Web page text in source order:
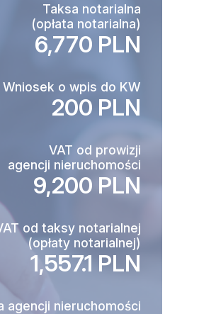
Taksa notarialna
(opłata notarialna)
6,770 PLN
Wniosek o wpis do KW
200 PLN
VAT od prowizji
agencji nieruchomości
9,200 PLN
od taksy notarialnej
(opłaty notarialnej)
1,557.1 PLN
agencji nieruchomości